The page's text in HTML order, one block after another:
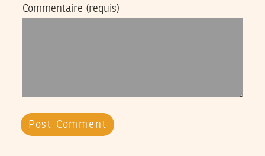
Commentaire (requis)